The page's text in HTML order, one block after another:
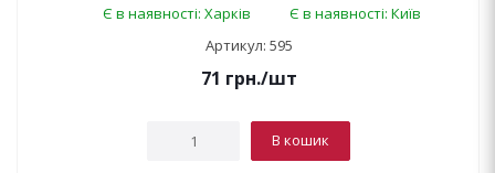
Є в наявності: Харків
Є в наявності: Київ
Артикул: 595
71 грн./шт
В кошик